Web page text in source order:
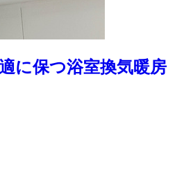
に保つ浴室換気暖房